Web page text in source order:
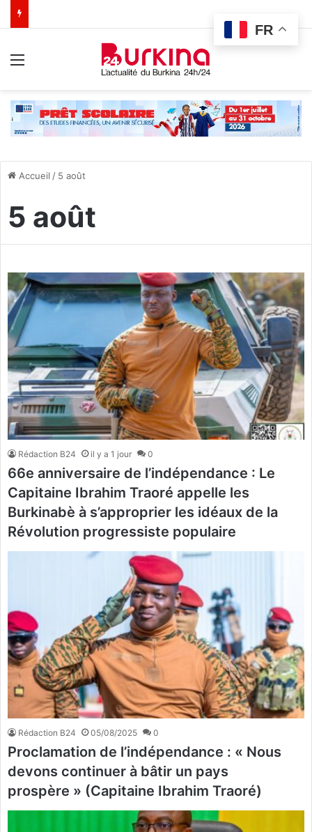
Accueil / 5 août
5 août
Rédaction B24 il y a 1 jour 0
66e anniversaire de l’indépendance : Le
Capitaine Ibrahim Traoré appelle les
Burkinabè à s’approprier les idéaux de la
Révolution progressiste populaire
Rédaction B24 05/08/2025 0
Proclamation de l’indépendance : « Nous
devons continuer à bâtir un pays
prospère » (Capitaine Ibrahim Traoré)
FR